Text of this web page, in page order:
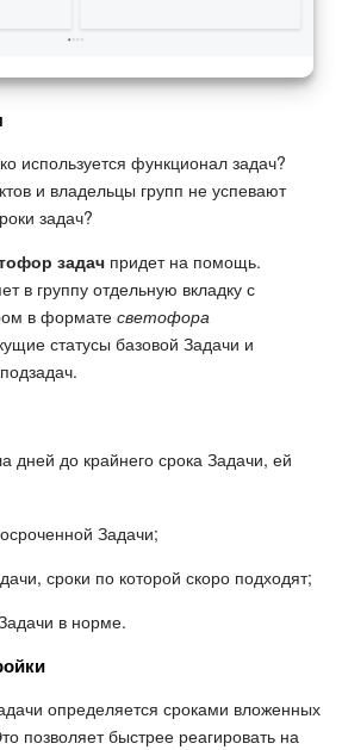
используется функционал задач?
и владельцы групп не успевают
задач?
задач придет на помощь.
в группу отдельную вкладку с
в формате светофора
статусы базовой Задачи и
дней до крайнего срока Задачи, ей
Задачи;
сроки по которой скоро подходят;
в норме.
определяется сроками вложенных
позволяет быстрее реагировать на